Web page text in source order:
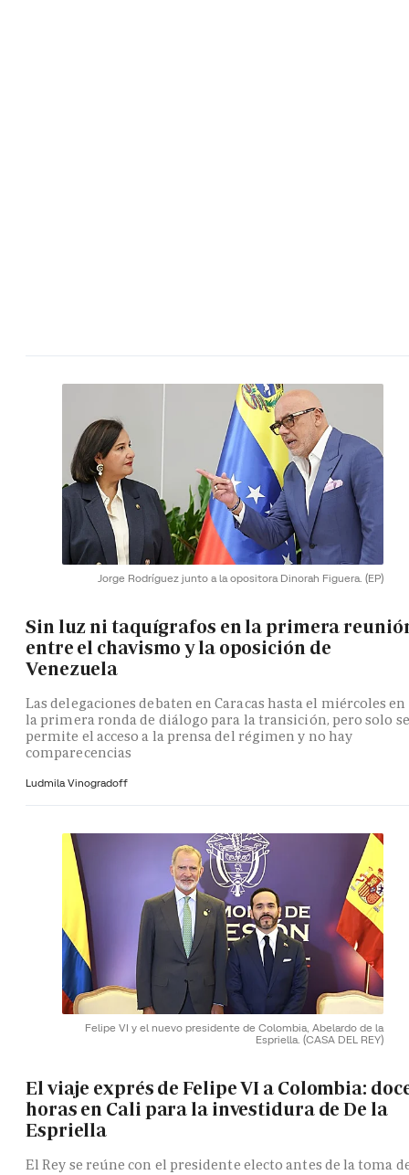
Jorge Rodríguez junto a la opositora Dinorah Figuera. (EP)
Sin luz ni taquígrafos en la primera
entre el chavismo y la oposición de
Venezuela
Las delegaciones debaten en Caracas hasta el miércoles en
la primera ronda de diálogo para la transición, pero solo se
permite el acceso a la prensa del régimen y no hay
comparecencias
Ludmila Vinogradoff
Felipe VI y el nuevo presidente de Colombia, Abelardo de la
Espriella. (CASA DEL REY)
El viaje exprés de Felipe VI a Colombia:
horas en Cali para la investidura de De la
Espriella
El Rey se reúne con el presidente electo antes de la toma